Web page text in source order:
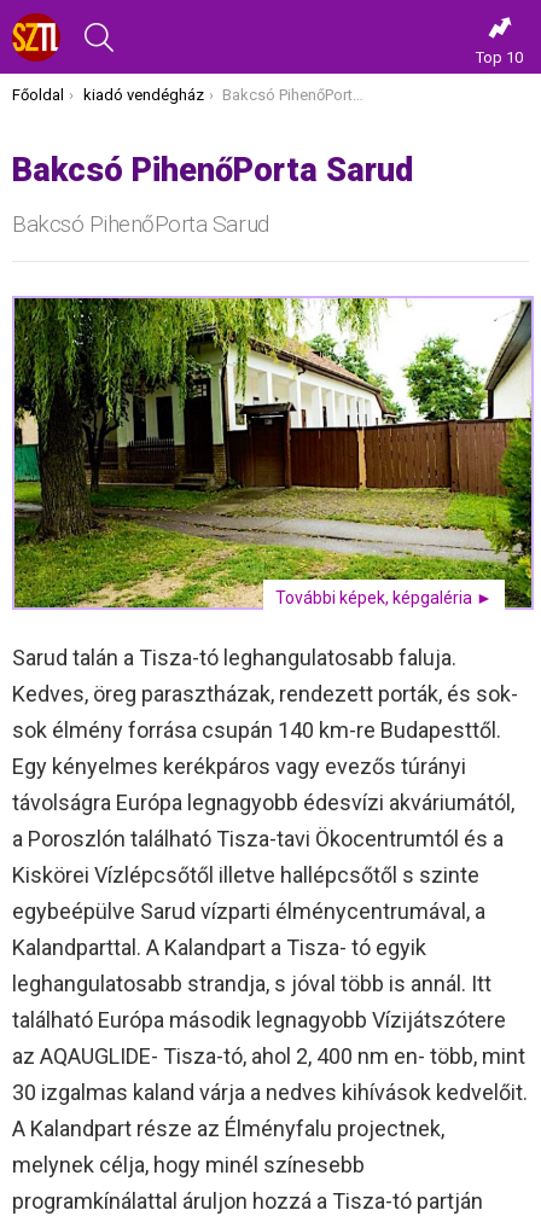
Top 10
Itt vagy most:
Főoldal kiadó vendégház Bakcsó PihenőPorta Sarud
Bakcsó PihenőPorta Sarud
Bakcsó PihenőPorta Sarud
További képek, képgaléria ►
Sarud talán a Tisza-tó leghangulatosabb faluja.
Kedves, öreg parasztházak, rendezett porták, és sok-
sok élmény forrása csupán 140 km-re Budapesttől.
Egy kényelmes kerékpáros vagy evezős túrányi
távolságra Európa legnagyobb édesvízi akváriumától,
a Poroszlón található Tisza-tavi Ökocentrumtól és a
Kiskörei Vízlépcsőtől illetve hallépcsőtől s szinte
egybeépülve Sarud vízparti élménycentrumával, a
Kalandparttal. A Kalandpart a Tisza- tó egyik
leghangulatosabb strandja, s jóval több is annál. Itt
található Európa második legnagyobb Vízijátszótere
az AQAUGLIDE- Tisza-tó, ahol 2, 400 nm en- több, mint
30 izgalmas kaland várja a nedves kihívások kedvelőit.
A Kalandpart része az Élményfalu projectnek,
melynek célja, hogy minél színesebb
programkínálattal áruljon hozzá a Tisza-tó partján